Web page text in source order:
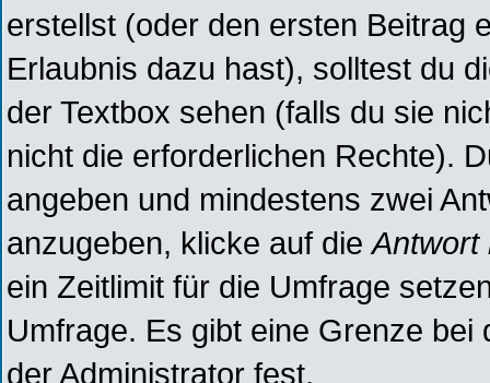
erstellst (oder den ersten Beitrag
Erlaubnis dazu hast), solltest du
der Textbox sehen (falls du sie
nicht die erforderlichen Rechte).
angeben und mindestens zwei
anzugeben, klicke auf dieAntwort
ein Zeitlimit für die Umfrage
Umfrage. Es gibt eine Grenze bei
der Administrator fest.